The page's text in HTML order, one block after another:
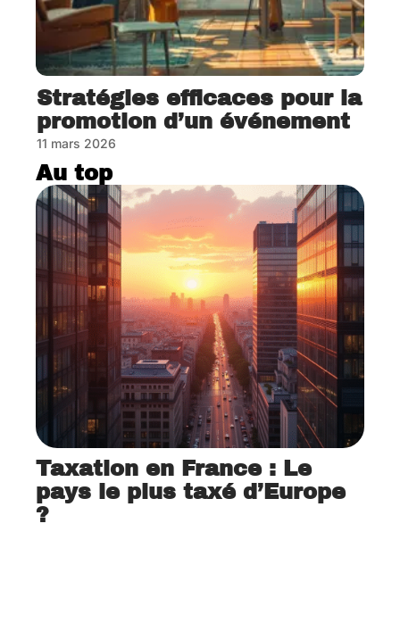
Stratégies efficaces pour la
promotion d’un événement
11 mars 2026
Au top
Taxation en France : Le
pays le plus taxé d’Europe
?